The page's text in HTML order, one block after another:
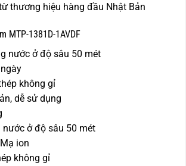
thương hiệu hàng đầu Nhật Bản
MTP-1381D-1AVDF
nước ở độ sâu 50 mét
không gỉ
dễ sử dụng
nước ở độ sâu 50 mét
ion
không gỉ